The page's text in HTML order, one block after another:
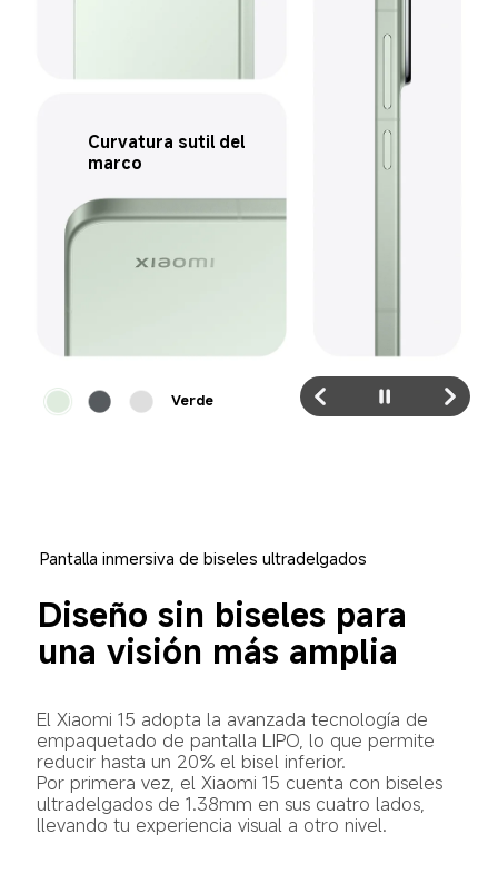
Curvatura sutil del
marco
Verde
Pantalla inmersiva de biseles ultradelgados
Diseño sin biseles para
una visión más amplia
El Xiaomi 15 adopta la avanzada tecnología de
empaquetado de pantalla LIPO, lo que permite
reducir hasta un 20% el bisel inferior.
Por primera vez, el Xiaomi 15 cuenta con biseles
ultradelgados de 1.38mm en sus cuatro lados,
llevando tu experiencia visual a otro nivel.